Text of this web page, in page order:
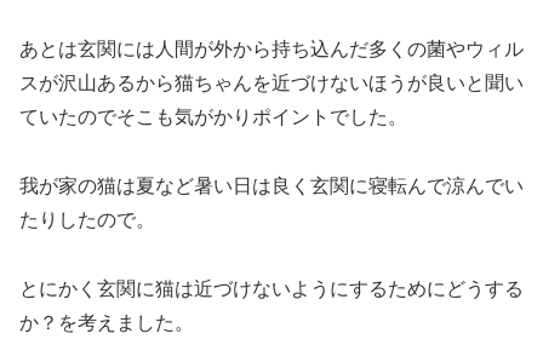
あとは玄関には人間が外から持ち込んだ多くの菌やウィル
スが沢山あるから猫ちゃんを近づけないほうが良いと聞い
ていたのでそこも気がかりポイントでした。
我が家の猫は夏など暑い日は良く玄関に寝転んで涼んでい
たりしたので。
とにかく玄関に猫は近づけないようにするためにどうする
か？を考えました。